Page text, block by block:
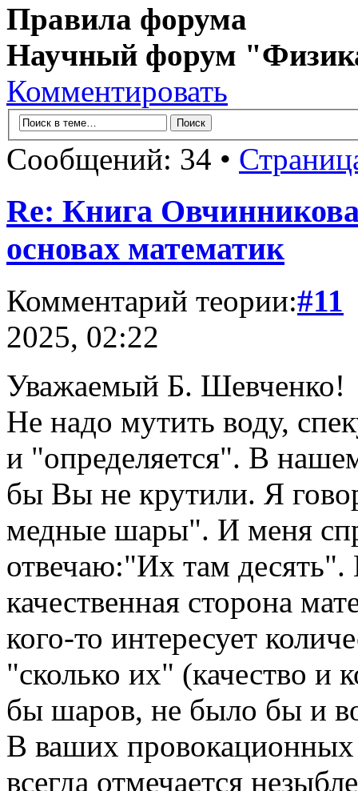
Правила форума
Научный форум
Комментировать
Сообщений: 34 •
Re: Книга
основах математик
Комментарий теории:#11
2025, 02:22
Уважаемый Б. Шевченко!
Не надо мутить воду,
и "определяется". В
бы Вы не крутили. Я
медные шары". И меня
отвечаю:"Их там десять".
качественная сторона
кого-то интересует
"сколько их" (качество и
бы шаров, не было бы и
В ваших
всегда отмечается